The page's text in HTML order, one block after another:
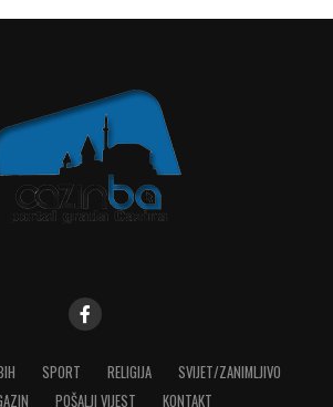
SPORT RELIGIJA
SVIJET/ZANIMLJIVO
POŠALJI VIJEST KONTAKT